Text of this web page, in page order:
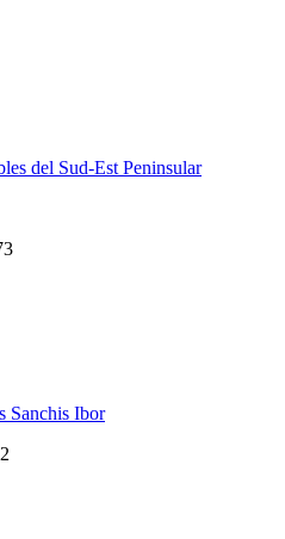
del Sud-Est Peninsular
Sanchis Ibor